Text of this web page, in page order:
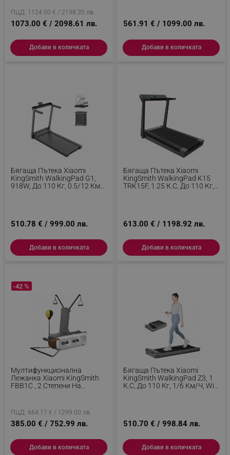
Калории, Сърдечен Ритъм,
IOS, Android, NFC, OLED,
Сгъваема, Черен/сив
ПЦД: 1124.00 € / 2198.35 лв.
1073.00 € / 2098.61 лв.
Добави в количката
561.91 € / 1099.00 лв.
Добави в количката
Бягаща Пътека Xiaomi
KingSmith WalkingPad G1,
918W, До 110 Кг, 0.5/12 Км/
510.78 € / 999.00 лв.
Добави в количката
Бягаща Пътека Xiaomi
KingSmith WalkingPad K15
TRK15F, 1.25 К.с, До 110 Кг,
Черен
613.00 € / 1198.92 лв.
Добави в количката
Мултифункционална
Лежанка Xiaomi KingSmith
FВВ1С , 2 Степени На
Бял/кафяв
-42 %
ПЦД: 664.17 € / 1299.00 лв.
385.00 € / 752.99 лв.
Добави в количката
Бягаща Пътека Xiaomi
KingSmith WalkingPad Z3, 1
К.с, До 110 Кг, 1/6 Км/ч, Wi-
510.70 € / 998.84 лв.
Добави в количката